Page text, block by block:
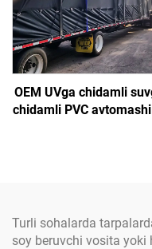
OEM UVga chidamli
chidamli PVC
Turli sohalarda
soy beruvchi vosita yoki